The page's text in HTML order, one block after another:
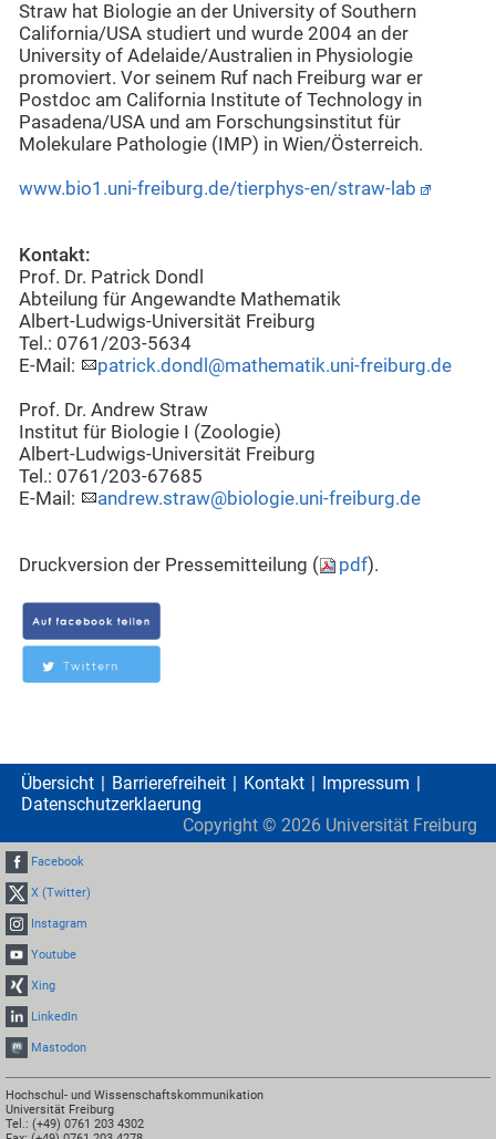
Straw hat Biologie an der University of Southern
California/USA studiert und wurde 2004 an der
University of Adelaide/Australien in Physiologie
promoviert. Vor seinem Ruf nach Freiburg war er
Postdoc am California Institute of Technology in
Pasadena/USA und am Forschungsinstitut für
Molekulare Pathologie (IMP) in Wien/Österreich.
www.bio1.uni-freiburg.de/tierphys-en/straw-lab
Kontakt:
Prof. Dr. Patrick Dondl
Abteilung für Angewandte Mathematik
Albert-Ludwigs-Universität Freiburg
Tel.: 0761/203-5634
E-Mail:
patrick.dondl@mathematik.uni-freiburg.de
Prof. Dr. Andrew Straw
Institut für Biologie I (Zoologie)
Albert-Ludwigs-Universität Freiburg
Tel.: 0761/203-67685
E-Mail:
andrew.straw@biologie.uni-freiburg.de
Druckversion der Pressemitteilung ( pdf).
Übersicht Barrierefreiheit Kontakt
Impressum
Datenschutzerklaerung
Copyright © 2026 Universität Freiburg
Facebook
X (Twitter)
Instagram
Youtube
Xing
LinkedIn
Mastodon
Hochschul- und Wissenschaftskommunikation
Universität Freiburg
Tel.: (+49) 0761 203 4302